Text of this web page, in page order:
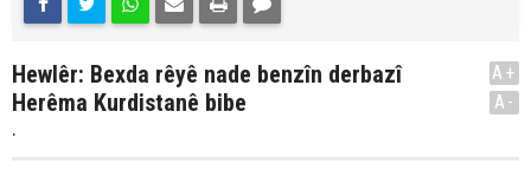
Hewlêr: Bexda rêyê nade benzîn derbazî
Herêma Kurdistanê bibe
.
A+
A-